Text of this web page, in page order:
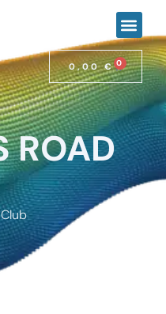
0,00€ 0
ROAD